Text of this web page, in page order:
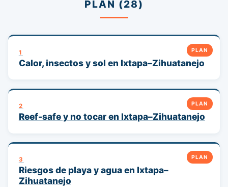
PLAN (28)
PLAN
1
Calor, insectos y sol en Ixtapa–Zihuatanejo
PLAN
2
Reef-safe y no tocar en Ixtapa–Zihuatanejo
PLAN
3
Riesgos de playa y agua en Ixtapa–
Zihuatanejo